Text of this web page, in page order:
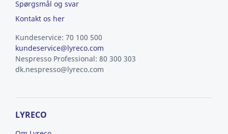
Spørgsmål og svar
Kontakt os her
Kundeservice: 70 100 500
kundeservice@lyreco.com
Nespresso Professional: 80 300 303
dk.nespresso@lyreco.com
LYRECO